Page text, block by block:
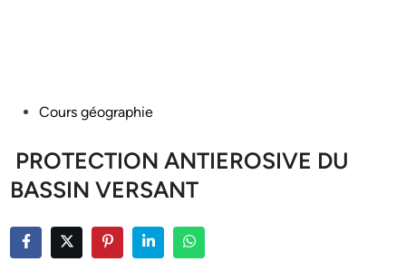
PostedCours géographie
PROTECTION ANTIEROSIVE DU
BASSIN VERSANT